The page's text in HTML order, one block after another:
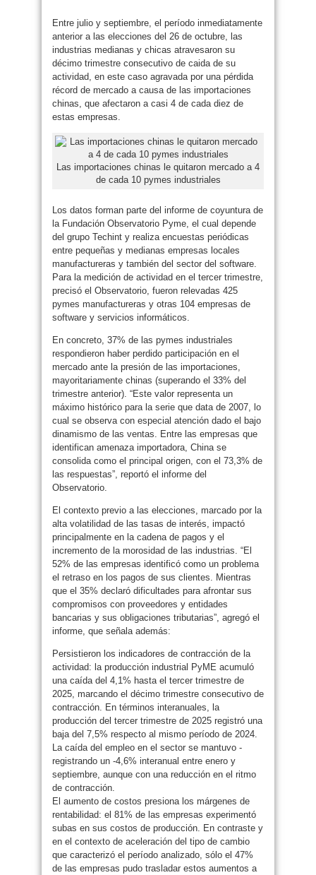
Entre julio y septiembre, el período inmediatamente
anterior a las elecciones del 26 de octubre, las
industrias medianas y chicas atravesaron su
décimo trimestre consecutivo de caida de su
actividad, en este caso agravada por una pérdida
récord de mercado a causa de las importaciones
chinas, que afectaron a casi 4 de cada diez de
estas empresas.
Las importaciones chinas le quitaron mercado a 4
de cada 10 pymes industriales
Los datos forman parte del informe de coyuntura de
la Fundación Observatorio Pyme, el cual depende
del grupo Techint y realiza encuestas periódicas
entre pequeñas y medianas empresas locales
manufactureras y también del sector del software.
Para la medición de actividad en el tercer trimestre,
precisó el Observatorio, fueron relevadas 425
pymes manufactureras y otras 104 empresas de
software y servicios informáticos.
En concreto, 37% de las pymes industriales
respondieron haber perdido participación en el
mercado ante la presión de las importaciones,
mayoritariamente chinas (superando el 33% del
trimestre anterior). “Este valor representa un
máximo histórico para la serie que data de 2007, lo
cual se observa con especial atención dado el bajo
dinamismo de las ventas. Entre las empresas que
identifican amenaza importadora, China se
consolida como el principal origen, con el 73,3% de
las respuestas”, reportó el informe del
Observatorio.
El contexto previo a las elecciones, marcado por la
alta volatilidad de las tasas de interés, impactó
principalmente en la cadena de pagos y el
incremento de la morosidad de las industrias. “El
52% de las empresas identificó como un problema
el retraso en los pagos de sus clientes. Mientras
que el 35% declaró dificultades para afrontar sus
compromisos con proveedores y entidades
bancarias y sus obligaciones tributarias”, agregó el
informe, que señala además:
Persistieron los indicadores de contracción de la
actividad: la producción industrial PyME acumuló
una caída del 4,1% hasta el tercer trimestre de
2025, marcando el décimo trimestre consecutivo de
contracción. En términos interanuales, la
producción del tercer trimestre de 2025 registró una
baja del 7,5% respecto al mismo período de 2024.
La caída del empleo en el sector se mantuvo -
registrando un -4,6% interanual entre enero y
septiembre, aunque con una reducción en el ritmo
de contracción.
El aumento de costos presiona los márgenes de
rentabilidad: el 81% de las empresas experimentó
subas en sus costos de producción. En contraste y
en el contexto de aceleración del tipo de cambio
que caracterizó el período analizado, sólo el 47%
de las empresas pudo trasladar estos aumentos a